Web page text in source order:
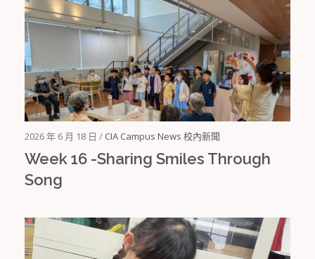
2026 年 6 月 18 日 / CIA Campus News 校內新聞
Week 16 -Sharing Smiles Through
Song